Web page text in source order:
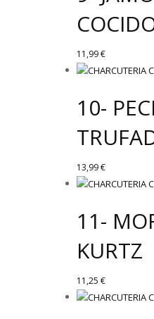
11,99€
10-
13,99€
11-
KURTZ
11,25 €